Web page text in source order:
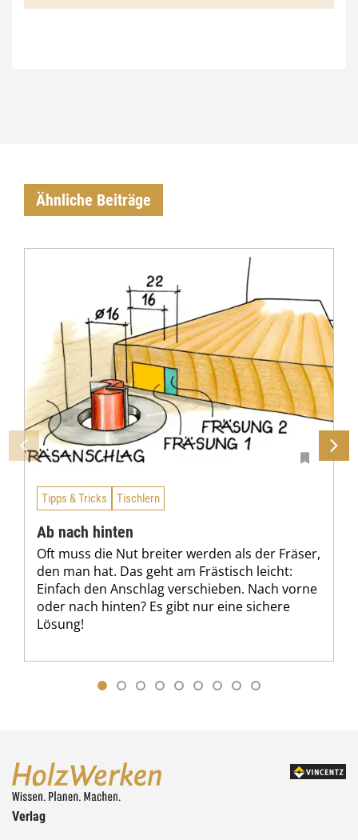
Ähnliche Beiträge
Tipps & Tricks Tischlern
Ab nach hinten
Oft muss die Nut breiter werden als der Fräser,
den man hat. Das geht am Frästisch leicht:
Einfach den Anschlag verschieben. Nach vorne
oder nach hinten? Es gibt nur eine sichere
Lösung!
Verlag